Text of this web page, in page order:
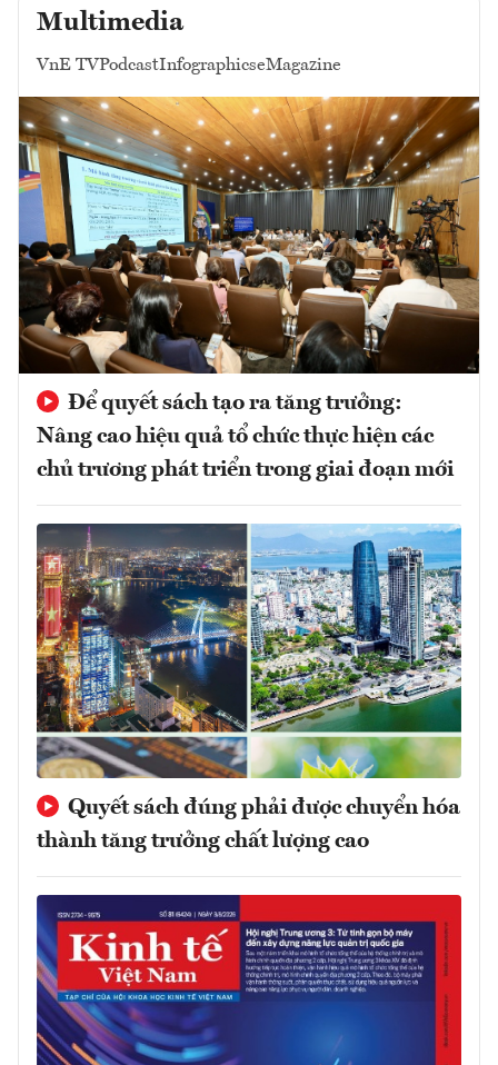
Multimedia
VnE TVPodcastInfographicseMagazine
Để quyết sách tạo ra tăng trưởng:
Nâng cao hiệu quả tổ chức thực hiện các
chủ trương phát triển trong giai đoạn mới
Quyết sách đúng phải được chuyển hóa
thành tăng trưởng chất lượng cao